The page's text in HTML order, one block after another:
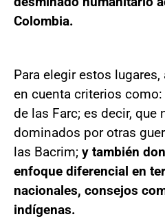
Colombia.
Para elegir estos
en cuenta criterios
de las Farc; es decir, que
dominados por otras
las Bacrim; y también
enfoque diferencial en
nacionales, consejos
indígenas.